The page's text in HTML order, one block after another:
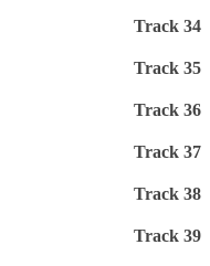
Track 34
Track 35
Track 36
Track 37
Track 38
Track 39